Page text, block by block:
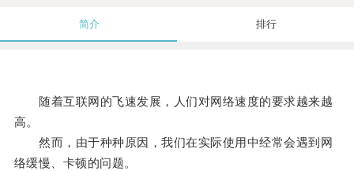
简介 排行
随着互联网的飞速发展，人们对网络速度的要求越来越
高。
然而，由于种种原因，我们在实际使用中经常会遇到网
络缓慢、卡顿的问题。